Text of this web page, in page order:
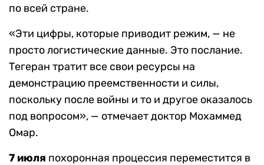
по всей стране.
«Эти цифры, которые приводит режим, — не
просто логистические данные. Это послание.
Тегеран тратит все свои ресурсы на
демонстрацию преемственности и силы,
поскольку после войны и то и другое оказалось
под вопросом», — отмечает доктор Мохаммед
Омар.
7 июля похоронная процессия переместится в